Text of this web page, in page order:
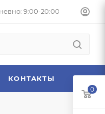
9:00-20:00
КОНТАКТЫ
0